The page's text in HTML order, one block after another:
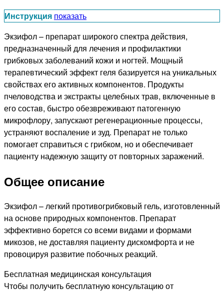
Инструкция показать
Экзифол – препарат широкого спектра действия,
предназначенный для лечения и профилактики
грибковых заболеваний кожи и ногтей. Мощный
терапевтический эффект геля базируется на уникальных
свойствах его активных компонентов. Продукты
пчеловодства и экстракты целебных трав, включенные в
его состав, быстро обезвреживают патогенную
микрофлору, запускают регенерационные процессы,
устраняют воспаление и зуд. Препарат не только
помогает справиться с грибком, но и обеспечивает
пациенту надежную защиту от повторных заражений.
Общее описание
Экзифол – легкий противогрибковый гель, изготовленный
на основе природных компонентов. Препарат
эффективно борется со всеми видами и формами
микозов, не доставляя пациенту дискомфорта и не
провоцируя развитие побочных реакций.
Бесплатная медицинская консультация
Чтобы получить бесплатную консультацию от